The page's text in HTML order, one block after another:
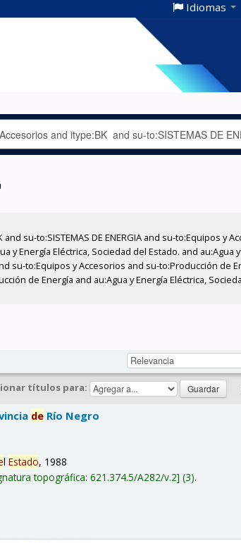
Idiomas
su-to:SISTEMAS DE ENERGIA and su-to:Equipos y
Energía Eléctrica, Sociedad del Estado. and au:Agua
su-to:Equipos y Accesorios and su-to:Producción de
de Energía and au:Agua y Energía Eléctrica,
títulos para:
de Río Negro
lEstado, 1988
topográfica:621.374.5/A282/v.2 (3).